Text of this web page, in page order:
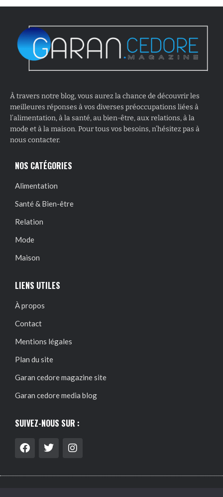
À travers notre blog, vous aurez la chance de découvrir les
meilleures réponses à vos diverses préoccupations liées à
l’alimentation, à la santé, au bien-être, aux relations, à la
mode et à la maison. Pour tous vos besoins, n’hésitez pas à
nous contacter.
NOS CATÉGORIES
Alimentation
Santé & Bien-être
Relation
Mode
Maison
LIENS UTILES
À propos
Contact
Mentions légales
Plan du site
Garan cedore magazine site
Garan cedore media blog
SUIVEZ-NOUS SUR :